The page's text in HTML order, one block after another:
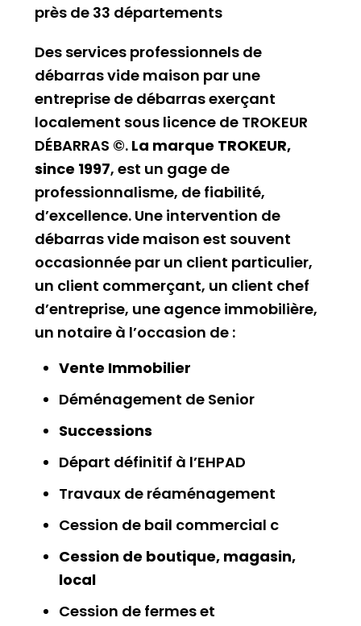
près de 33 départements
Des services professionnels de
débarras vide maison par une
entreprise de débarras exerçant
localement sous licence de TROKEUR
DÉBARRAS ©. La marque TROKEUR,
since 1997, est un gage de
professionnalisme, de fiabilité,
d’excellence. Une intervention de
débarras vide maison est souvent
occasionnée par un client particulier,
un client commerçant, un client chef
d’entreprise, une agence immobilière,
un notaire à l’occasion de :
Vente Immobilier
Déménagement de Senior
Successions
Départ définitif à l’EHPAD
Travaux de réaménagement
Cession de bail commercial c
Cession de boutique, magasin,
local
Cession de fermes et